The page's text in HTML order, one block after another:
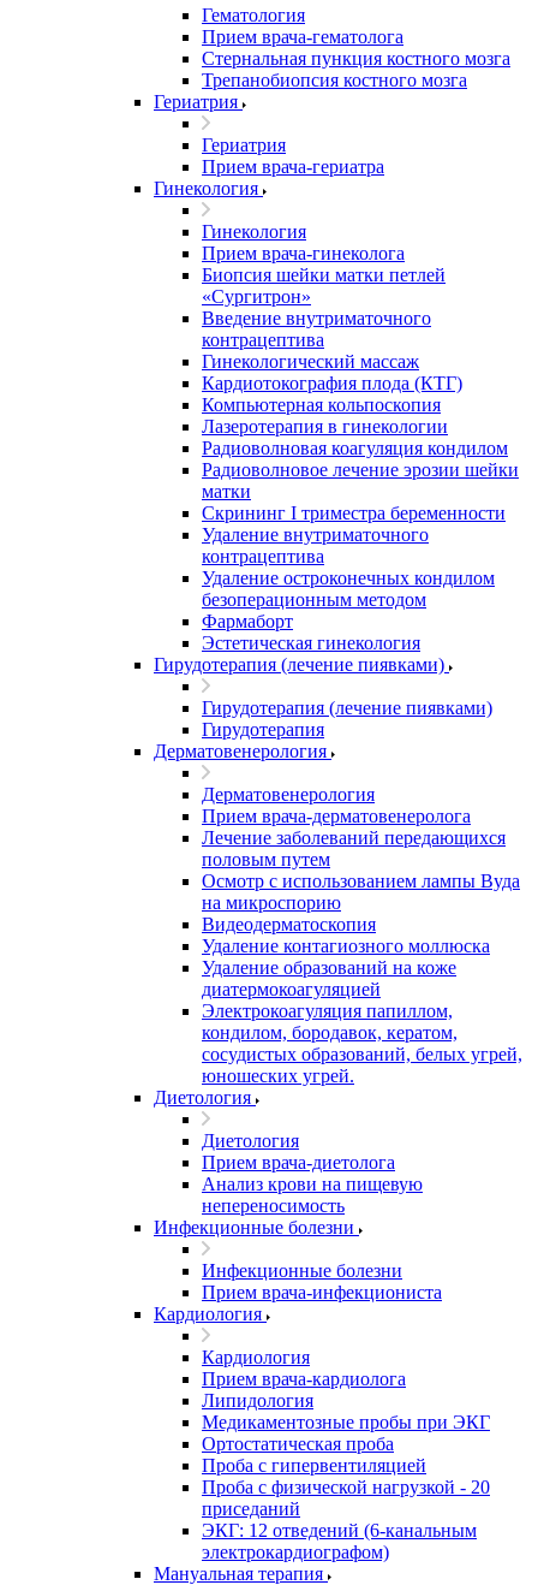
Гематология
Прием врача-гематолога
Стернальная пункция костного мозга
Трепанобиопсия костного мозга
Гериатрия
Гериатрия
Прием врача-гериатра
Гинекология
Гинекология
Прием врача-гинеколога
Биопсия шейки матки петлей
«Сургитрон»
Введение внутриматочного
контрацептива
Гинекологический массаж
Кардиотокография плода (КТГ)
Компьютерная кольпоскопия
Лазеротерапия в гинекологии
Радиоволновая коагуляция кондилом
Радиоволновое лечение эрозии шейки
матки
Скрининг I триместра беременности
Удаление внутриматочного
контрацептива
Удаление остроконечных кондилом
безоперационным методом
Фармаборт
Эстетическая гинекология
Гирудотерапия (лечение пиявками)
Гирудотерапия (лечение пиявками)
Гирудотерапия
Дерматовенерология
Дерматовенерология
Прием врача-дерматовенеролога
Лечение заболеваний передающихся
половым путем
Осмотр с использованием лампы Вуда
на микроспорию
Видеодерматоскопия
Удаление контагиозного моллюска
Удаление образований на коже
диатермокоагуляцией
Электрокоагуляция папиллом,
кондилом, бородавок, кератом,
сосудистых образований, белых угрей,
юношеских угрей.
Диетология
Диетология
Прием врача-диетолога
Анализ крови на пищевую
непереносимость
Инфекционные болезни
Инфекционные болезни
Прием врача-инфекциониста
Кардиология
Кардиология
Прием врача-кардиолога
Липидология
Медикаментозные пробы при ЭКГ
Ортостатическая проба
Проба с гипервентиляцией
Проба с физической нагрузкой - 20
приседаний
ЭКГ: 12 отведений (6-канальным
электрокардиографом)
Мануальная терапия